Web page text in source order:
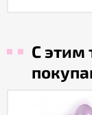
С этим